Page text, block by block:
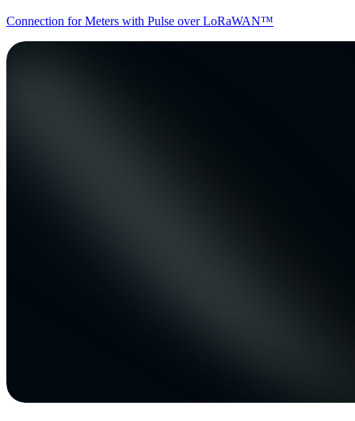
Connection for Meters with Pulse over LoRaWAN™